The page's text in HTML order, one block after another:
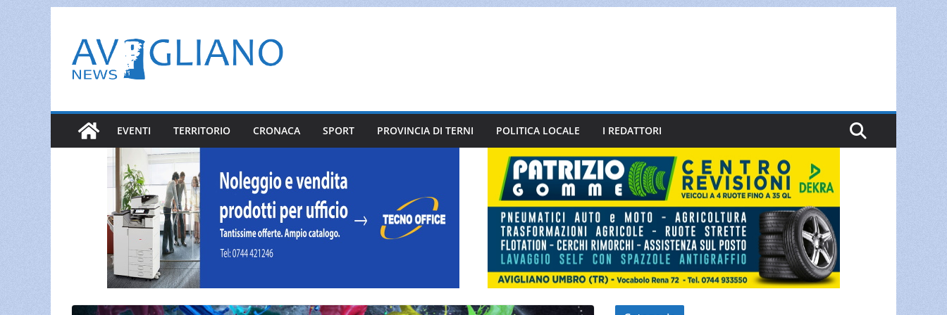
contenuto
EVENTI TERRITORIO CRONACA SPORT PROVINCIA DI TERNI POLITICA LOCALE I REDATTORI